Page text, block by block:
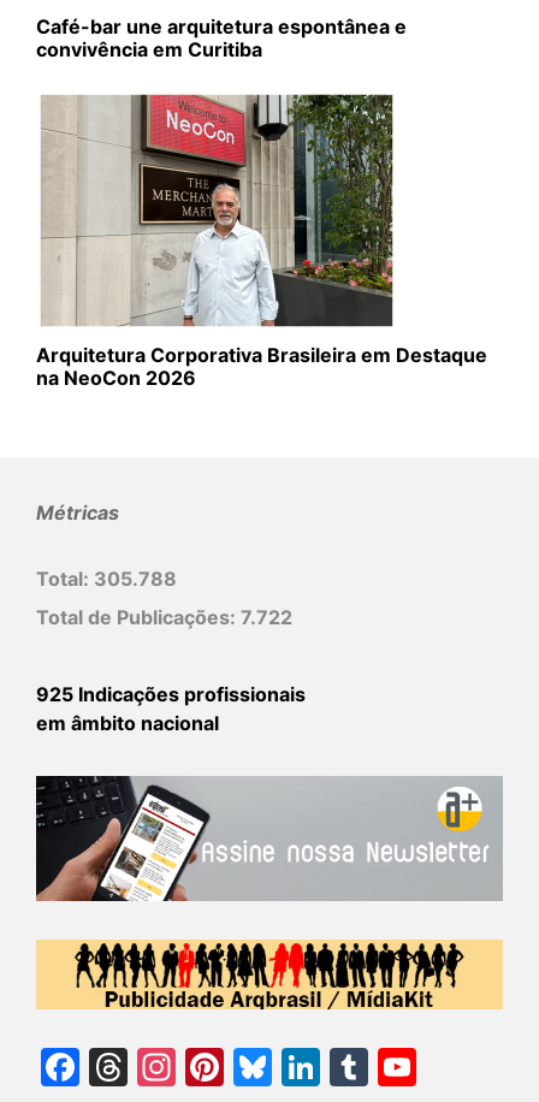
Café-bar une arquitetura espontânea e
convivência em Curitiba
Arquitetura Corporativa Brasileira em Destaque
na NeoCon 2026
Métricas
Total: 305.788
Total de Publicações: 7.722
925 Indicações profissionais
em âmbito nacional
Facebook
Threads
Instagram
Pinterest
Bluesky
LinkedIn
Tumblr